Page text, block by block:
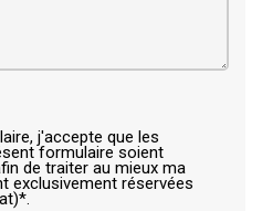
j'accepte que les
formulaire soient
de traiter au mieux ma
exclusivement réservées